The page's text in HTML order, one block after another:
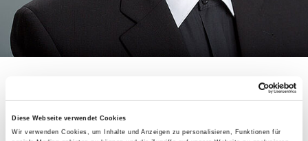
Diese Webseite verwendet Cookies
Wir verwenden Cookies, um Inhalte und Anzeigen zu personalisieren, Funktionen für
Bonifatiuswerk unterstützt
Projekte für Familien